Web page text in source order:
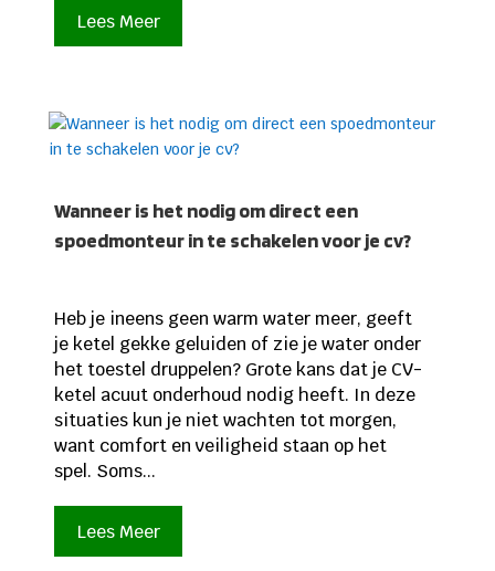
Lees Meer
Wanneer is het nodig om direct een
spoedmonteur in te schakelen voor je cv?
Heb je ineens geen warm water meer, geeft
je ketel gekke geluiden of zie je water onder
het toestel druppelen? Grote kans dat je CV-
ketel acuut onderhoud nodig heeft. In deze
situaties kun je niet wachten tot morgen,
want comfort en veiligheid staan op het
spel. Soms...
Lees Meer